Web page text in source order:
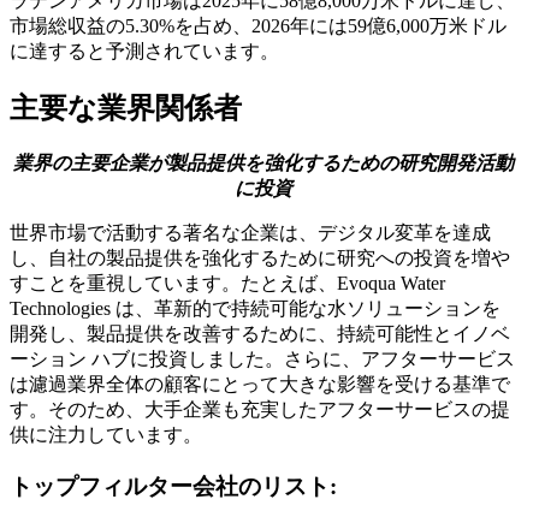
市場総収益の5.30%を占め、2026年には59億6,000万米ドル
に達すると予測されています。
主要な業界関係者
業界の主要企業が製品提供を強化するための研究開発活動
に投資
世界市場で活動する著名な企業は、デジタル変革を達成
し、自社の製品提供を強化するために研究への投資を増や
すことを重視しています。たとえば、Evoqua Water
Technologies は、革新的で持続可能な水ソリューションを
開発し、製品提供を改善するために、持続可能性とイノベ
ーション ハブに投資しました。さらに、アフターサービス
は濾過業界全体の顧客にとって大きな影響を受ける基準で
す。そのため、大手企業も充実したアフターサービスの提
供に注力しています。
トップフィルター会社のリスト: